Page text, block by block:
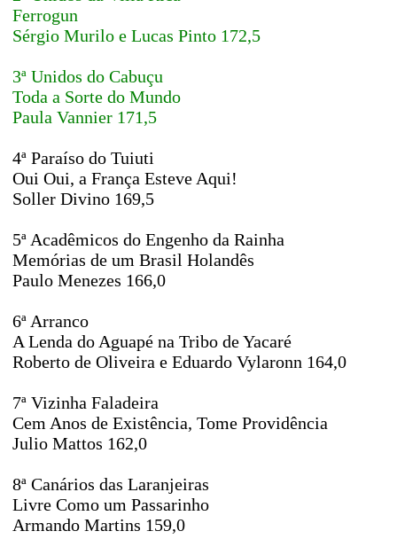
Ferrogun
Sérgio Murilo e Lucas Pinto 172,5
3ª Unidos do Cabuçu
Toda a Sorte do Mundo
Paula Vannier 171,5
4ª Paraíso do Tuiuti
Oui Oui, a França Esteve Aqui!
Soller Divino 169,5
5ª Acadêmicos do Engenho da Rainha
Memórias de um Brasil Holandês
Paulo Menezes 166,0
6ª Arranco
A Lenda do Aguapé na Tribo de Yacaré
Roberto de Oliveira e Eduardo Vylaronn 164,0
7ª Vizinha Faladeira
Cem Anos de Existência, Tome Providência
Julio Mattos 162,0
8ª Canários das Laranjeiras
Livre Como um Passarinho
Armando Martins 159,0